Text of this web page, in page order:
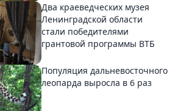
Два краеведческих музея
Ленинградской области
стали победителями
грантовой программы ВТБ
Популяция дальневосточного
леопарда выросла в 6 раз